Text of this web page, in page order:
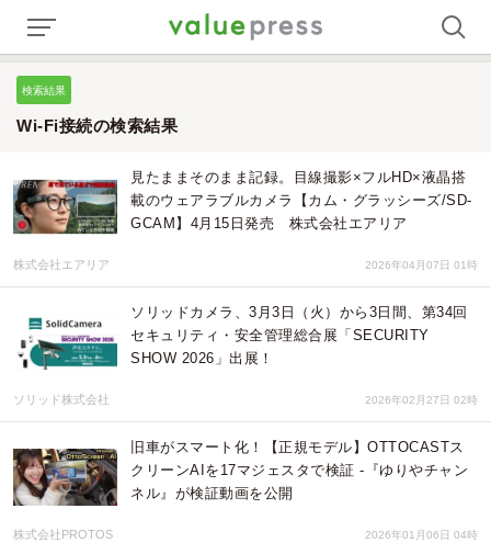
検索結果
Wi-Fi接続の検索結果
見たままそのまま記録。目線撮影×フルHD×液晶搭
載のウェアラブルカメラ【カム・グラッシーズ/SD-
GCAM】4月15日発売 株式会社エアリア
株式会社エアリア 2026年04月07日 01時
ソリッドカメラ、3月3日（火）から3日間、第34回
セキュリティ・安全管理総合展「SECURITY
SHOW 2026」出展！
ソリッド株式会社 2026年02月27日 02時
旧車がスマート化！【正規モデル】OTTOCASTス
クリーンAIを17マジェスタで検証 -『ゆりやチャン
ネル』が検証動画を公開
株式会社PROTOS 2026年01月06日 04時